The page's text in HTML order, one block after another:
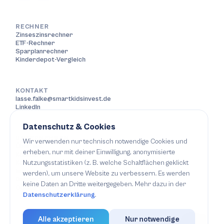
RECHNER
Zinseszinsrechner
ETF-Rechner
Sparplanrechner
Kinderdepot-Vergleich
KONTAKT
lasse.falke@smartkidsinvest.de
LinkedIn
UNTERNEHMEN
Konzept
Kontakt
Impressum
Cookie-Einstellungen
Datenschutz & Cookies
Wir verwenden nur technisch notwendige Cookies und
erheben, nur mit deiner Einwilligung, anonymisierte
Nutzungsstatistiken (z. B. welche Schaltflächen geklickt
werden), um unsere Website zu verbessern. Es werden
keine Daten an Dritte weitergegeben. Mehr dazu in der
Datenschutzerklärung.
Alle akzeptieren Nur notwendige